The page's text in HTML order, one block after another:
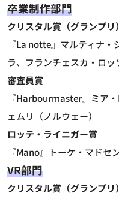
卒業制作部門
クリスタル賞（グランプリ）
『La notte』マルティナ
ラ、フランチェスカ・ロッ
審査員賞
『Harbourmaster』ミア
ェムリ（ノルウェー）
ロッテ・ライニガー賞
『Mano』トーケ・マドセ
VR部門
クリスタル賞（グランプリ）